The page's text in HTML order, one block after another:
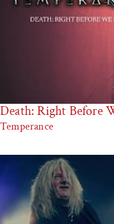
Death: Right Before
Temperance